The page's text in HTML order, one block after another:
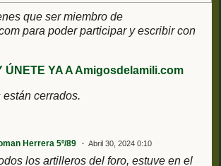
que ser miembro de
para poder participar y escribir con
ÚNETE YA A Amigosdelamili.com
cerrados.
Herrera 5º/89 Abril 30, 2024 0:10
los artilleros del foro, estuve en el